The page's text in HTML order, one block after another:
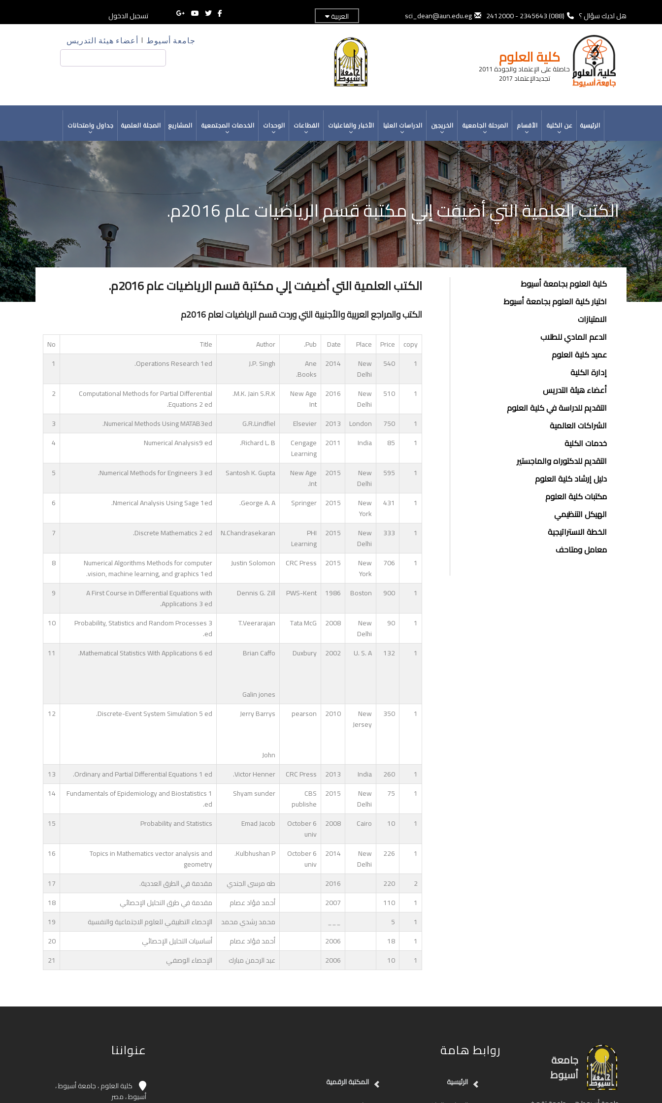
المحتوى
هل لديك سؤال ؟ (088) 2345643 - 2412000
sci_dean@aun.edu.eg العربية تسجيل الدخول
كلية العلوم
حاصلة على الإعتماد والجودة 2011
تجديدالإعتماد 2017
جامعة أسيوط أعضاء هيئة التدريس
NAVIGATION
الرئيسية عن الكلية الأقسام المرحلة الجامعية الخريجين الدراسات العليا الأخبار والفاعليات القطاعات الوحدات الخدمات المجتمعية المشاريع المجلة العلمية جداول وامتحانات
الكتب العلمية التي أضيفت إلي مكتبة قسم الرياضيات عام 2016م.
الكتب العلمية التي أضيفت إلي مكتبة قسم الرياضيات عام 2016م.
الكتب والمراجع العربية والأجنبية التي وردت قسم الرياضيات لعام 2016م
copy
Price
Place
Date
Pub.
Author
Title
No
1
540
New
Delhi
2014
Ane
Books.
J.P. Singh
Operations Research 1ed.
1
1
510
New
Delhi
2016
New Age
Int
M.K. Jain S.R.K.
Computational Methods for Partial Differential
Equations 2 ed.
2
1
750
London
2013
Elsevier
G.R.Lindfiel
Numerical Methods Using MATAB3ed.
3
1
85
India
2011
Cengage
Learning
Richard L. B.
Numerical Analysis9 ed
4
1
595
New
Delhi
2015
New Age
Int.
Santosh K. Gupta
Numerical Methods for Engineers 3 ed.
5
1
431
New
York
2015
Springer
George A. A.
Nmerical Analysis Using Sage 1ed.
6
1
333
New
Delhi
2015
PHI
Learning
N.Chandrasekaran
Discrete Mathematics 2 ed.
7
1
706
New
York
2015
CRC Press
Justin Solomon
Numerical Algorithms Methods for computer
vision, machine learning, and graphics 1ed.
8
1
900
Boston
1986
PWS-Kent
Dennis G. Zill
A First Course in Differential Equations with
Applications 3 ed.
9
1
90
New
Delhi
2008
Tata McG
T.Veerarajan
Probability, Statistics and Random Processes 3
ed.
10
1
132
U. S. A
2002
Duxbury
Brian Caffo
Galin jones
Mathematical Statistics With Applications 6 ed.
11
1
350
New
Jersey
2010
pearson
Jerry Barrys
John
Discrete-Event System Simulation 5 ed.
12
1
260
India
2013
CRC Press
Victor Henner.
Ordinary and Partial Differential Equations 1 ed.
13
1
75
New
Delhi
2015
CBS
publishe
Shyam sunder
Fundamentals of Epidemiology and Biostatistics 1
ed.
14
1
10
Cairo
2008
October 6
univ
Emad Jacob
Probability and Statistics
15
1
226
New
Delhi
2014
October 6
univ
Kulbhushan P.
Topics in Mathematics vector analysis and
geometry
16
2
220
2016 طه مرسى الجندي مقدمة في الطرق العددية.
17
1
110
2007 أحمد فؤاد عصام مقدمة في طرق التحليل الإحصائي
18
1
5
___ محمد رشدي محمد الإحصاء التطبيقي للعلوم الاجتماعية والنفسية
19
1
18
2006 أحمد فؤاد عصام أساسيات التحليل الإحصائي
20
1
10
2006 عبد الرحمن مبارك الإحصاء الوصفي 21
ABOUT
FACULTY
ENGINEERING
كلية العلوم بجامعة أسيوط
اختيار كلية العلوم بجامعة أسيوط
الامتيازات
الدعم المادي للطلاب
عميد كلية العلوم
إدارة الكلية
أعضاء هيئة التدريس
التقديم للدراسة في كلية العلوم
الشراكات العالمية
خدمات الكلية
التقديم للدكتوراه والماجستير
دليل إرشاد كلية العلوم
مكتبات كلية العلوم
الهيكل التنظيمي
الخطة الاستراتيجية
معامل ومتاحف
جامعة
أسيوط
روابط هامة
الرئيسية
المكتبة الرقمية
عنواننا
كلية العلوم ، جامعة أسيوط ،
أسيوط ، مصر